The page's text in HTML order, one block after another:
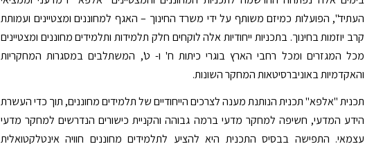
העתיד", הפועלות כמיזם משותף על ידי משרד החינוך – האגף למחוננים ומצטיינים ועמותת
קרב יוזמות בחינוך. בתכניות ייחודיות אלה לוקחים חלק תלמידות ותלמידים מחוננים ומצטיינים
מכל המגזרים ומכל רחבי הארץ בוגרי כיתות ח' ו- ט', המשתלבים במסגרות המחקריות
והאקדמיות באוניברסיטאות המחקר השונות.
תכנית "אלפא" תכנית הנותנת מענה לצרכים הייחודיים של תלמידים מחוננים, תוך כדי העשרת
הידע המדעי, חשיפה למחקר מדעי ברמה גבוהה והקניית כישורים הנדרשים למחקר מדעי
עצמאי. התפישה בבסיס התכנית היא להציע לתלמידים מחוננים חוויה אינטלקטואלית